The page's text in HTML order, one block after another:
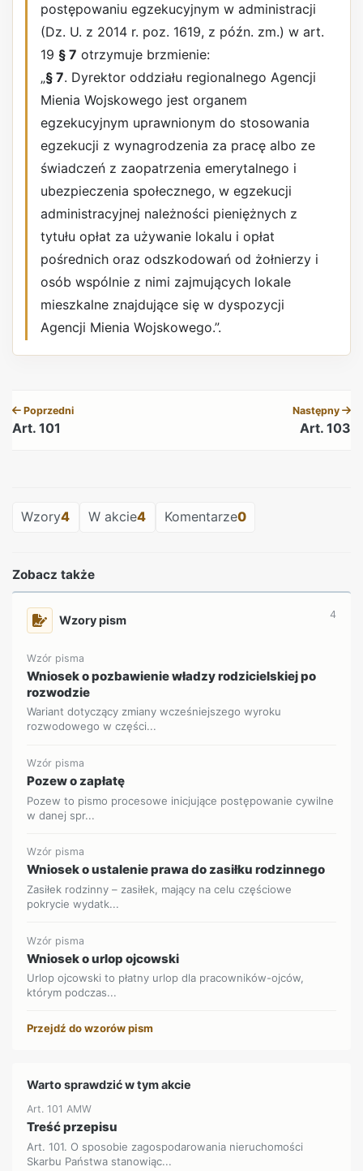
postępowaniu egzekucyjnym w administracji
(Dz. U. z 2014 r. poz. 1619, z późn. zm.) w art.
19 § 7 otrzymuje brzmienie:
„§ 7. Dyrektor oddziału regionalnego Agencji
Mienia Wojskowego jest organem
egzekucyjnym uprawnionym do stosowania
egzekucji z wynagrodzenia za pracę albo ze
świadczeń z zaopatrzenia emerytalnego i
ubezpieczenia społecznego, w egzekucji
administracyjnej należności pieniężnych z
tytułu opłat za używanie lokalu i opłat
pośrednich oraz odszkodowań od żołnierzy i
osób wspólnie z nimi zajmujących lokale
mieszkalne znajdujące się w dyspozycji
Agencji Mienia Wojskowego.”.
Poprzedni
Art. 101
Następny
Art. 103
Wzory4 W akcie4 Komentarze0
Zobacz także
Wzory pism 4
Wzór pisma
Wniosek o pozbawienie władzy rodzicielskiej po
rozwodzie
Wariant dotyczący zmiany wcześniejszego wyroku
rozwodowego w części...
Wzór pisma
Pozew o zapłatę
Pozew to pismo procesowe inicjujące postępowanie cywilne
w danej spr...
Wzór pisma
Wniosek o ustalenie prawa do zasiłku rodzinnego
Zasiłek rodzinny – zasiłek, mający na celu częściowe
pokrycie wydatk...
Wzór pisma
Wniosek o urlop ojcowski
Urlop ojcowski to płatny urlop dla pracowników-ojców,
którym podczas...
Przejdź do wzorów pism
Warto sprawdzić w tym akcie
Art. 101 AMW
Treść przepisu
Art. 101. O sposobie zagospodarowania nieruchomości
Skarbu Państwa stanowiąc...